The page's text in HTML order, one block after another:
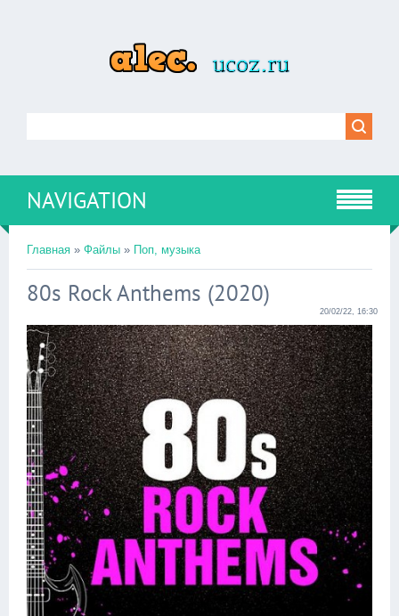
NAVIGATION
Главная » Файлы » Поп, музыка
80s Rock Anthems (2020)
20/02/22, 16:30